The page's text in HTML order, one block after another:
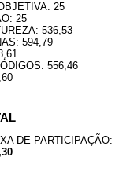
25
25
536,53
594,79
556,46
DE PARTICIPAÇÃO: